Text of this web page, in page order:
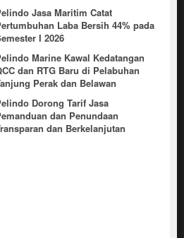
Jasa Maritim Catat
Laba Bersih 44% pada
I 2026
Marine Kawal Kedatangan
dan RTG Baru di Pelabuhan
Perak dan Belawan
Dorong Tarif Jasa
dan Penundaan
dan Berkelanjutan